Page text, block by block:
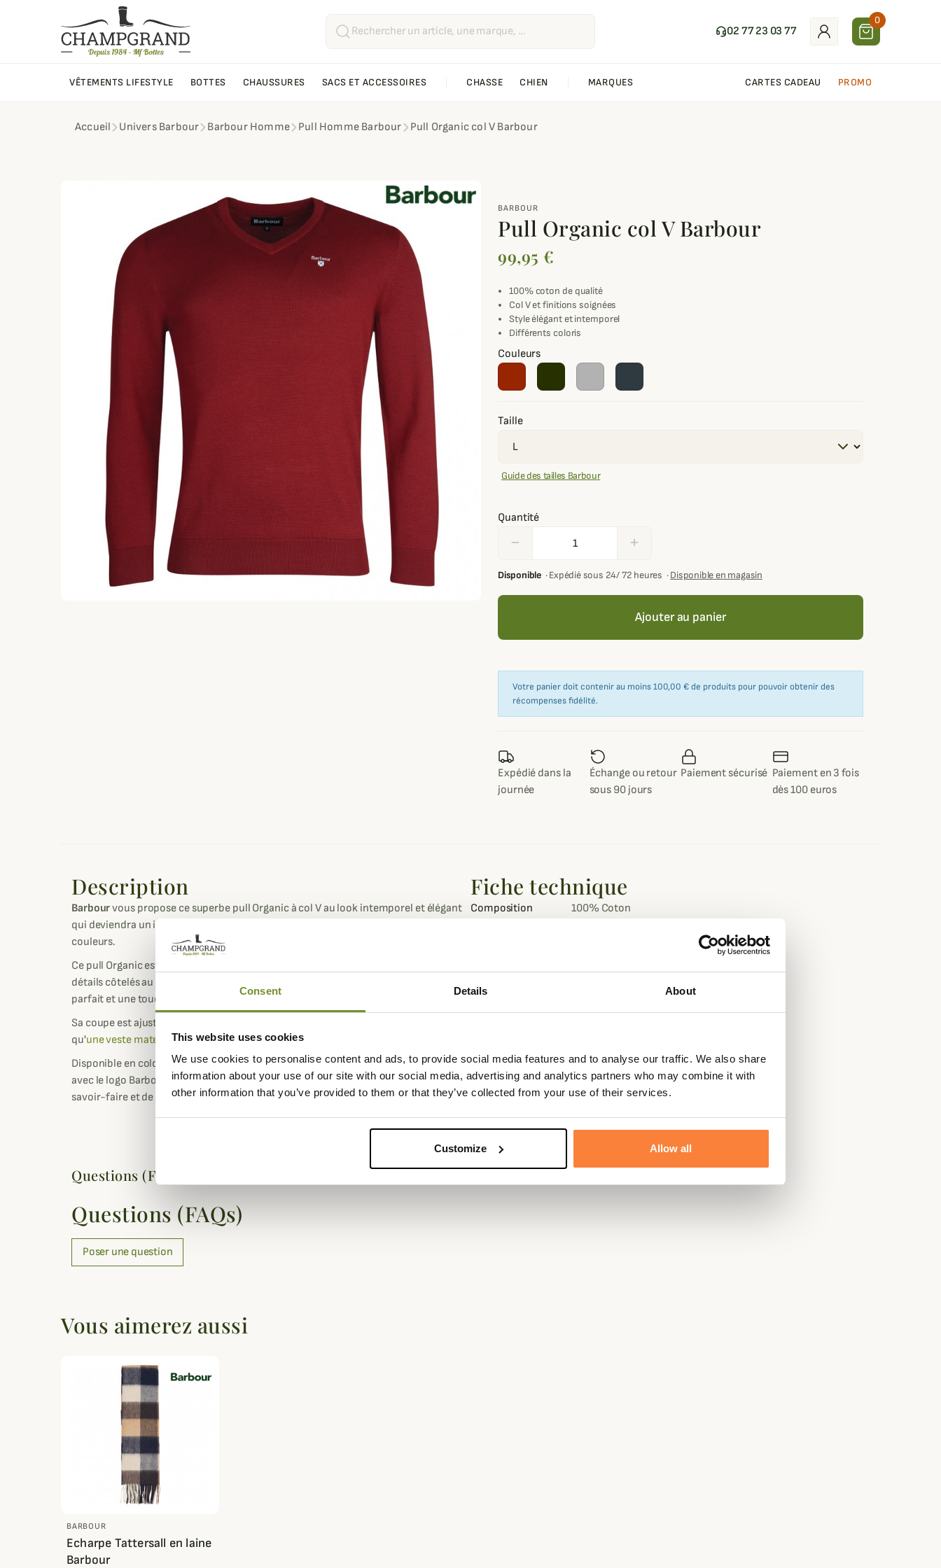
Consent Details About
This website uses cookies
We use cookies to personalise content and ads, to provide social media features and to analyse our traffic. We also share
information about your use of our site with our social media, advertising and analytics partners who may combine it with
other information that you’ve provided to them or that they’ve collected from your use of their services.
Customize Allow all
02 77 23 03 77
0
VÊTEMENTS LIFESTYLE BOTTES CHAUSSURES SACS ET ACCESSOIRES CHASSE CHIEN MARQUES CARTES CADEAU PROMO
Accueil Univers Barbour Barbour Homme Pull Homme Barbour Pull Organic col V Barbour
BARBOUR
Pull Organic col V Barbour
99,95 €
100% coton de qualité
Col V et finitions soignées
Style élégant et intemporel
Différents coloris
Couleurs
Taille
Guide des tailles Barbour
Quantité
remove add
Disponible ·Expédié sous 24/ 72 heures ·Disponible en magasin
Ajouter au panier
Votre panier doit contenir au moins 100,00 € de produits pour pouvoir obtenir des
récompenses fidélité.
Expédié dans la
journée
Échange ou retour
sous 90 jours
Paiement sécurisé Paiement en 3 fois
dès 100 euros
Description
Barbourvous propose ce superbe pull Organic à col V au look intemporel et élégant
qui deviendra un incontournable de votre garde-robe grâce à sa panoplie de
couleurs.
Ce pull Organic est confectionné entièrement en coton d'excellente qualité avec des
détails côtelés au niveau du col, des poignets et de l'ourlet pour un ajustement
parfait et une touche d'élégance supplémentaire.
Sa coupe est ajustée et s'associera parfaitement avec
qu'une veste matelasséepour un look élégant et sobre.
Disponible en coloris rouge, bleu marine, vert ou gris chiné, il est subtilement fini
avec le logo Barbour Shields brodé au niveau de la poitrine gauche, preuve du
savoir-faire et de la qualité Barbour.
Fiche technique
Composition 100% Coton
Genre
Questions (FAQs)
Questions (FAQs)
Poser une question
Vous aimerez aussi
BARBOUR
Echarpe Tattersall en laine
Barbour